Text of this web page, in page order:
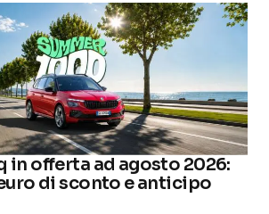
in offerta ad agosto 2026:
di sconto e anticipo